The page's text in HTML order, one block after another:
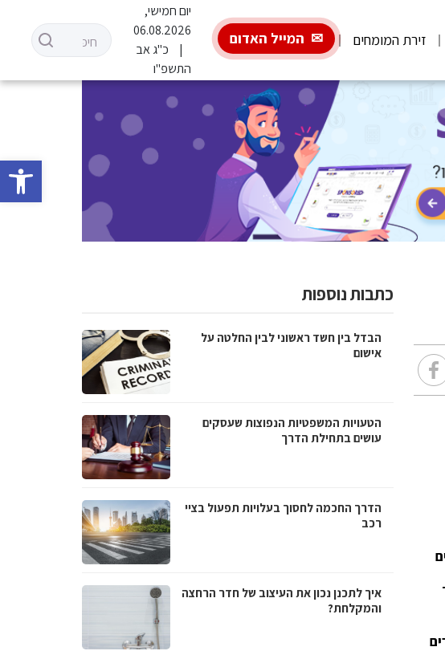
פתח
זירת המומחים המייל האדום
יום חמישי,
06.08.2026
כ"ג אב
התשפ"ו
כתבות נוספות
הבדל בין חשד ראשוני לבין החלטה על
אישום
הטעויות המשפטיות הנפוצות שעסקים
עושים בתחילת הדרך
הדרך החכמה לחסוך בעלויות תפעול בציי
רכב
איך לתכנן נכון את העיצוב של חדר הרחצה
והמקלחת?